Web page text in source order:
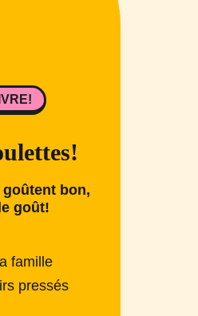
bon,
goût!
famille
pressés